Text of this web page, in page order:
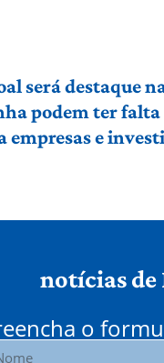
será destaque
podem ter
empresas e
notícias de
o